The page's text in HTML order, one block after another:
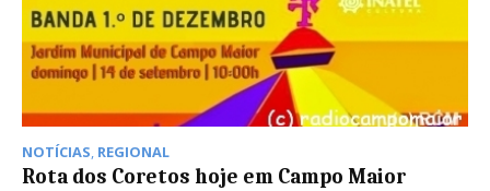
NOTÍCIAS, REGIONAL
Rota dos Coretos hoje em Campo Maior